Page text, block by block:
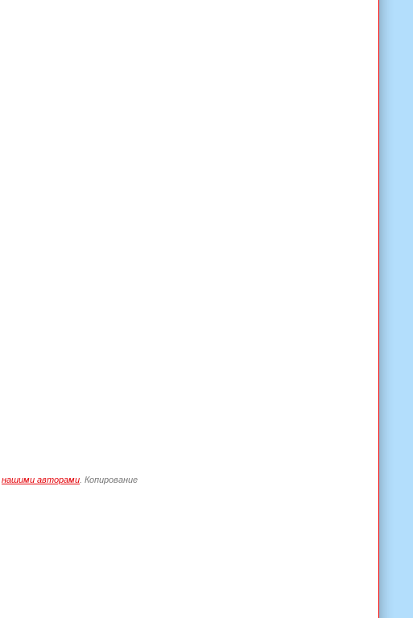
нашими авторами . Копирование